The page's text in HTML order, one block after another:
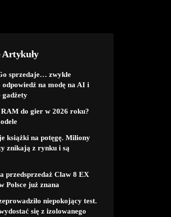
Artykuły
sprzedaje… zwykłe
na modę na AI i
gadżety
do gier w 2026 roku?
książki na potęgę. Miliony
znikają z rynku i są
przedsprzedaż Claw 8 EX
Polsce już znana
niepokojący test.
się z izolowanego